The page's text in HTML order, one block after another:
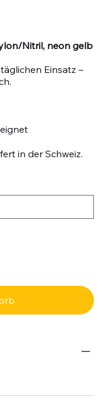
Nitril, neon gelb
Einsatz –
in der Schweiz.